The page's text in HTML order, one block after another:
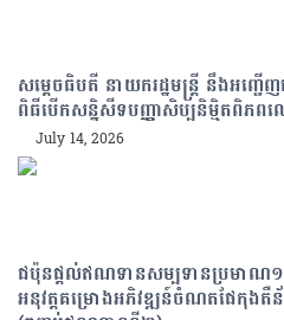
សម្តេចធិបតី នាយករដ្ឋមន្ត្រី នឹងអញ្ជ
ពិធីបើកសន្និសីទបញ្ញាសិប្បនិម្មិតពិភព
July 14, 2026
ជប៉ុនផ្តល់ឥណទានសម្បទានប្រមាណ១
អនុវត្តគម្រោងអភិវឌ្ឍន៍ចំណតផែកុងតឺ